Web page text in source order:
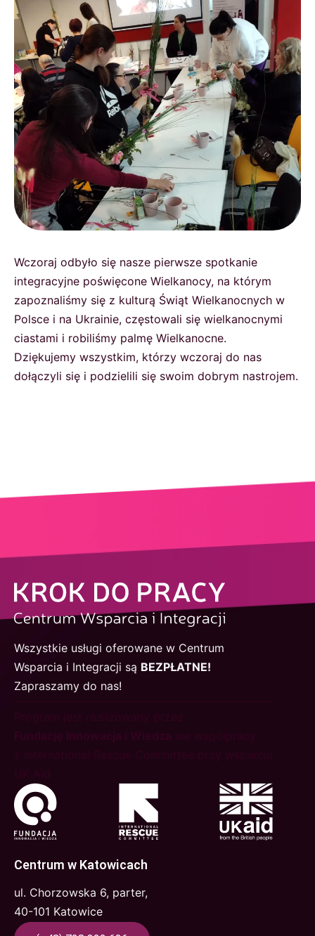
Wczoraj odbyło się nasze pierwsze spotkanie
integracyjne poświęcone Wielkanocy, na którym
zapoznaliśmy się z kulturą Świąt Wielkanocnych w
Polsce i na Ukrainie, częstowali się wielkanocnymi
ciastami i robiliśmy palmę Wielkanocne.
Dziękujemy wszystkim, którzy wczoraj do nas
dołączyli się i podzielili się swoim dobrym nastrojem.
Wszystkie usługi oferowane w Centrum
Wsparcia i Integracji są BEZPŁATNE!
Zapraszamy do nas!
Centrum w Katowicach
ul. Chorzowska 6, parter,
40-101 Katowice